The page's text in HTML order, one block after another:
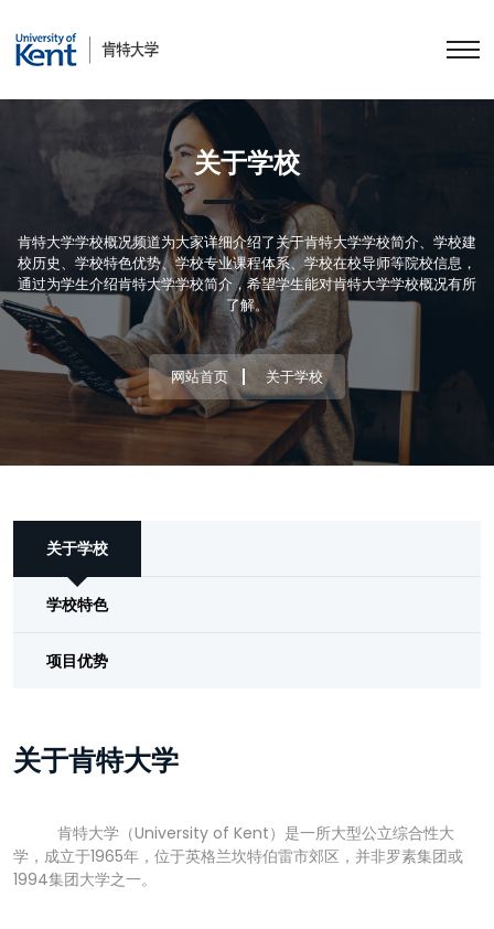
关于学校
肯特大学学校概况频道为大家详细介绍了关于肯特大学学校简介、学校建
校历史、学校特色优势、学校专业课程体系、学校在校导师等院校信息，
通过为学生介绍肯特大学学校简介，希望学生能对肯特大学学校概况有所
了解。
网站首页 关于学校
关于学校
学校特色
项目优势
关于肯特大学
肯特大学（University of Kent）是一所大型公立综合性大
学，成立于1965年，位于英格兰坎特伯雷市郊区，并非罗素集团或
1994集团大学之一。